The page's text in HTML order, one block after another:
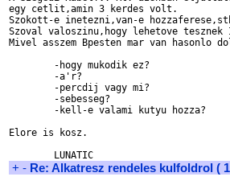
egy cetlit,amin 3 kerdes volt.
Szokott-e inetezni,van-e
Szoval valoszinu,hogy lehetove
Mivel asszem Bpesten mar van hasonlo
Elore is kosz.
+ - Re: Alkatresz rendeles kulfoldrol (